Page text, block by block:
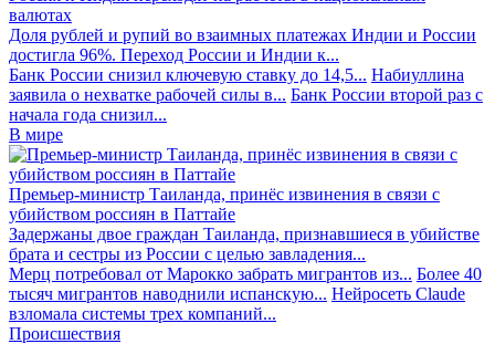
валютах
Доля рублей и рупий во взаимных платежах Индии и России
достигла 96%. Переход России и Индии к...
Банк России снизил ключевую ставку до 14,5... Набиуллина
заявила о нехватке рабочей силы в... Банк России второй раз с
начала года снизил...
В мире
Премьер-министр Таиланда, принёс извинения в связи с
убийством россиян в Паттайе
Задержаны двое граждан Таиланда, признавшиеся в убийстве
брата и сестры из России с целью завладения...
Мерц потребовал от Марокко забрать мигрантов из... Более 40
тысяч мигрантов наводнили испанскую... Нейросеть Claude
взломала системы трех компаний...
Происшествия